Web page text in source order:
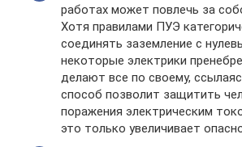
работах может повлечь за
Хотя правилами ПУЭ
соединять заземление с
некоторые электрики
делают все по своему,
способ позволит защитить
поражения электрическим
это только увеличивает